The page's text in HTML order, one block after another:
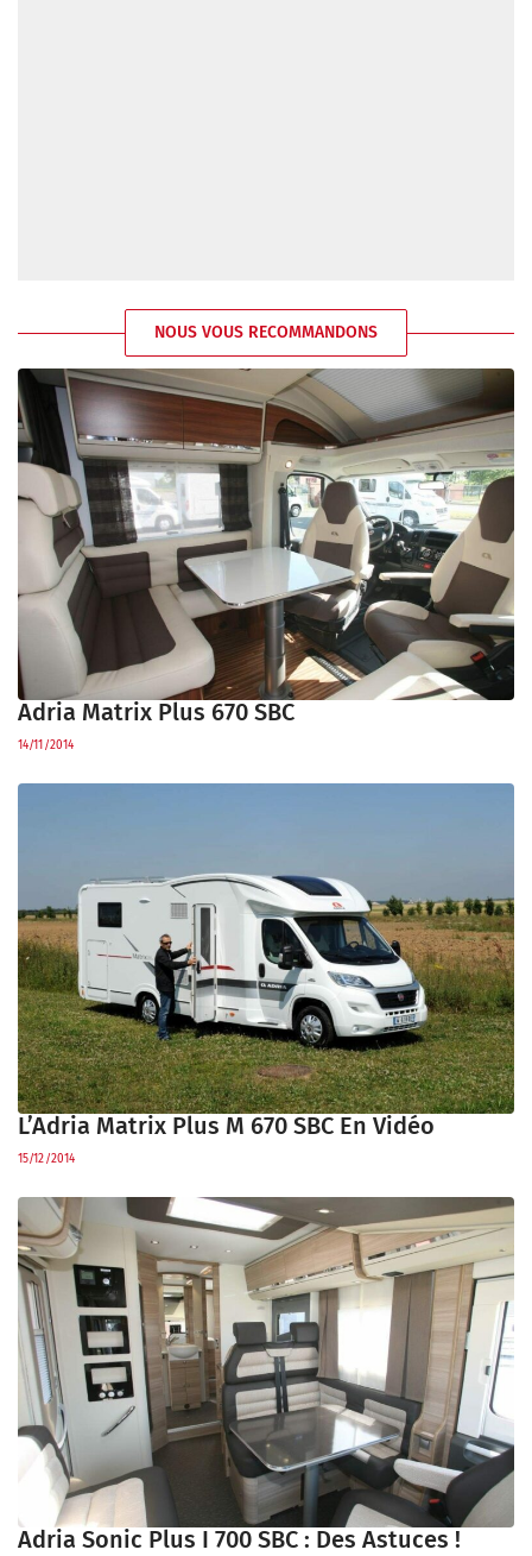
NOUS VOUS RECOMMANDONS
Adria Matrix Plus 670 SBC
14/11/2014
L’Adria Matrix Plus M 670 SBC En Vidéo
15/12/2014
Adria Sonic Plus I 700 SBC : Des Astuces !